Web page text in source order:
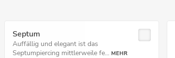
Septum
Auffällig und elegant ist das
Septumpiercing mittlerweile fe... MEHR